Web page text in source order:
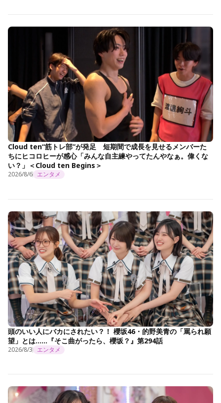
Cloud ten“筋トレ部”が発足 短期間で成長を見せるメンバーた
ちにヒコロヒーが感心「みんな自主練やってたんやなぁ。偉くな
い？」＜Cloud ten Begins＞
2026/8/6 エンタメ
頭のいい人にバカにされたい？！ 櫻坂46・的野美青の「罵られ願
望」とは……『そこ曲がったら、櫻坂？』第294話
2026/8/3 エンタメ